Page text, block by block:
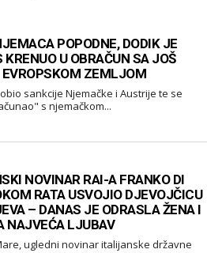
POPODNE, DODIK JE
KRENUO U OBRAČUN SA JOŠ
ZEMLJOM
sankcije Njemačke i Austrije te se
s njemačkom...
NOVINAR RAI-A FRANKO DI
RATA USVOJIO DJEVOJČICU
– DANAS JE ODRASLA ŽENA I
NAJVEĆA LJUBAV
ugledni novinar italijanske državne